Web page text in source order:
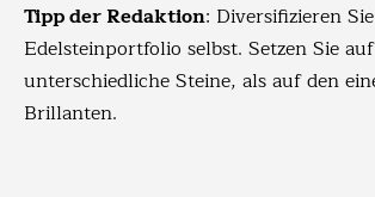
Tipp der Redaktion: Diversifizieren
Edelsteinportfolio selbst. Setzen Sie
unterschiedliche Steine, als auf den
Brillanten.